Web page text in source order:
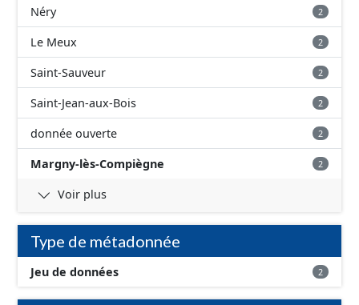
Néry 2
Le Meux 2
Saint-Sauveur 2
Saint-Jean-aux-Bois 2
donnée ouverte 2
Margny-lès-Compiègne 2
Voir plus
Type de métadonnée
Jeu de données 2